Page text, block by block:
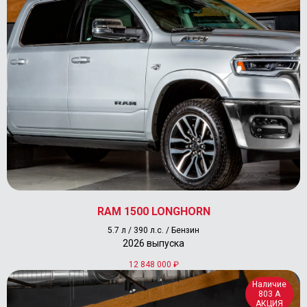
RAM 1500 LONGHORN
5.7 л / 390 л.с. / Бензин
2026 выпуска
12 848 000 ₽
Наличие
803 А
АКЦИЯ